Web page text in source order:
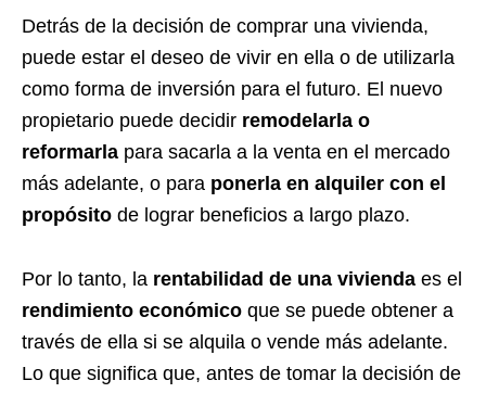
Detrás de la decisión de comprar una vivienda,
puede estar el deseo de vivir en ella o de utilizarla
como forma de inversión para el futuro. El nuevo
propietario puede decidir remodelarla o
reformarla para sacarla a la venta en el mercado
más adelante, o para ponerla en alquiler con el
propósito de lograr beneficios a largo plazo.
Por lo tanto, la rentabilidad de una vivienda es el
rendimiento económico que se puede obtener a
través de ella si se alquila o vende más adelante.
Lo que significa que, antes de tomar la decisión de